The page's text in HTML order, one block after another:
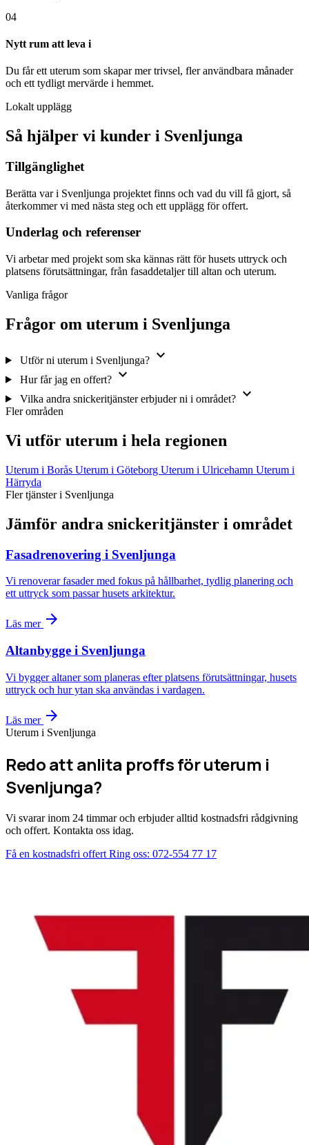
04
Nytt rum att leva i
Du får ett uterum som skapar mer trivsel, fler användbara månader
och ett tydligt mervärde i hemmet.
Lokalt upplägg
Så hjälper vi kunder i Svenljunga
Tillgänglighet
Berätta var i Svenljunga projektet finns och vad du vill få gjort, så
återkommer vi med nästa steg och ett upplägg för offert.
Underlag och referenser
Vi arbetar med projekt som ska kännas rätt för husets uttryck och
platsens förutsättningar, från fasaddetaljer till altan och uterum.
Vanliga frågor
Frågor om uterum i Svenljunga
Utför ni uterum i Svenljunga? expand_more
Hur får jag en offert? expand_more
Vilka andra snickeritjänster erbjuder ni i området? expand_more
Fler områden
Vi utför uterum i hela regionen
Uterum i Borås Uterum i Göteborg Uterum i Ulricehamn Uterum i
Härryda
Fler tjänster i Svenljunga
Jämför andra snickeritjänster i området
Fasadrenovering i Svenljunga
Vi renoverar fasader med fokus på hållbarhet, tydlig planering och
ett uttryck som passar husets arkitektur.
Läs mer arrow_forward
Altanbygge i Svenljunga
Vi bygger altaner som planeras efter platsens förutsättningar, husets
uttryck och hur ytan ska användas i vardagen.
Läs mer arrow_forward
Uterum i Svenljunga
Redo att anlita proffs för uterum i
Svenljunga?
Vi svarar inom 24 timmar och erbjuder alltid kostnadsfri rådgivning
och offert. Kontakta oss idag.
Få en kostnadsfri offert Ring oss: 072-554 77 17